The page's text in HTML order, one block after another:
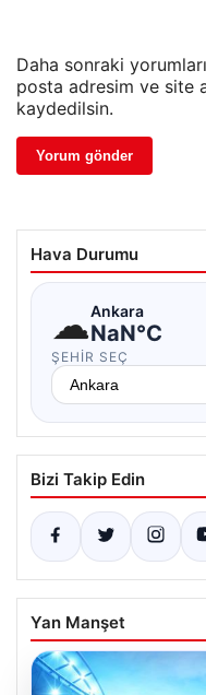
Daha sonraki
posta adresim ve site
kaydedilsin.
Hava Durumu
☁Ankara
NaN°C
ŞEHIR SEÇ
Bizi Takip Edin
Yan Manşet